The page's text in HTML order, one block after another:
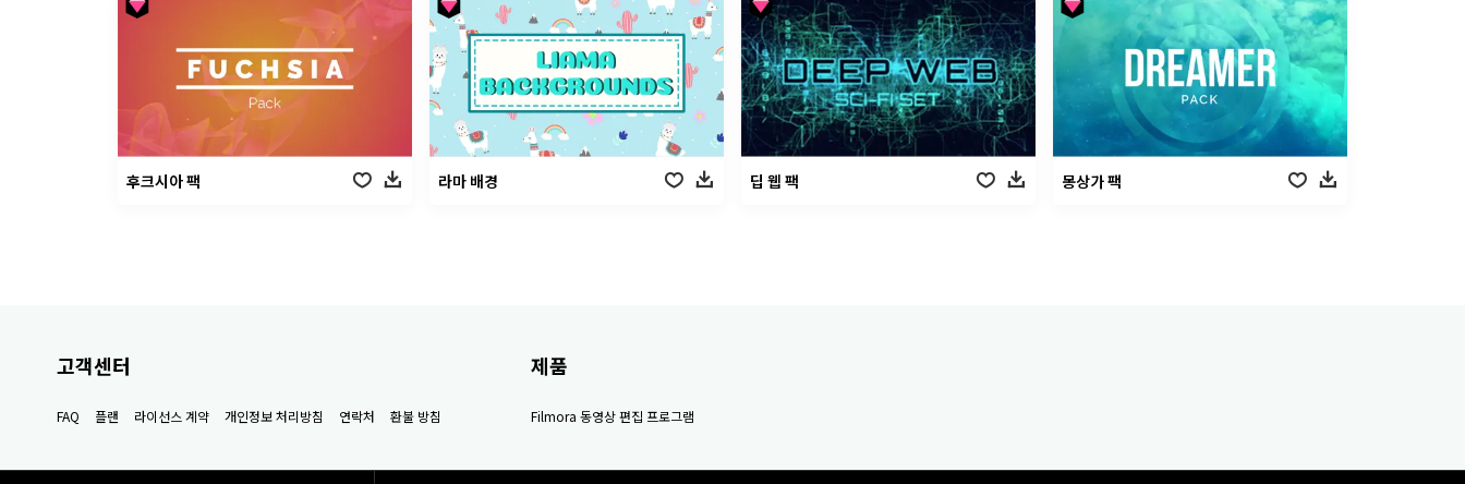
후크시아 팩 라마 배경 딥 웹 팩 몽상가 팩
고객센터
FAQ 플랜 라이선스 계약 개인정보 처리방침 연락처 환불 방침
제품
Filmora 동영상 편집 프로그램